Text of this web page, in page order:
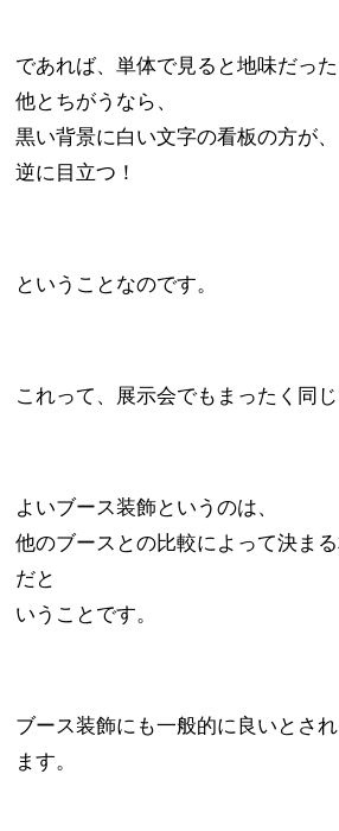
であれば、単体で見ると地味だった
他とちがうなら、
黒い背景に白い文字の看板の方が、
逆に目立つ！
ということなのです。
これって、展示会でもまったく同じ
よいブース装飾というのは、
他のブースとの比較によって決ま
だと
いうことです。
ブース装飾にも一般的に良いとさ
ます。